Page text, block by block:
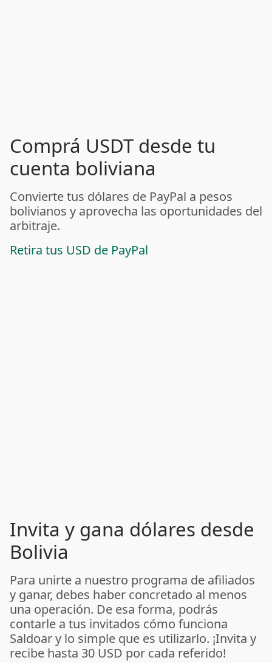
Comprá USDT desde tu
cuenta boliviana
Convierte tus dólares de PayPal a pesos
bolivianos y aprovecha las oportunidades del
arbitraje.
Retira tus USD de PayPal
Invita y gana dólares desde
Bolivia
Para unirte a nuestro programa de afiliados
y ganar, debes haber concretado al menos
una operación. De esa forma, podrás
contarle a tus invitados cómo funciona
Saldoar y lo simple que es utilizarlo. ¡Invita y
recibe hasta 30 USD por cada referido!